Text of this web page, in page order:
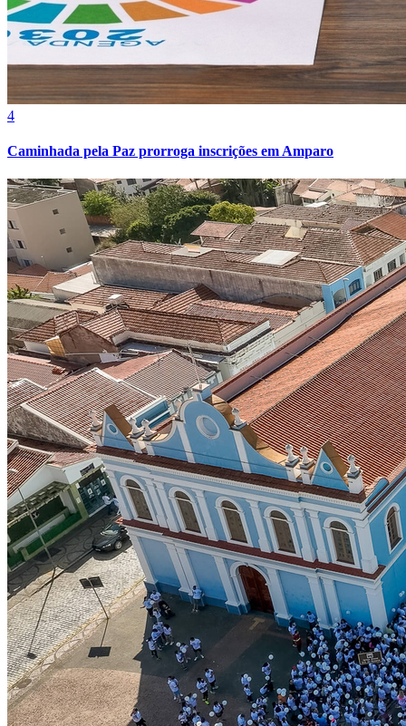
Internacional
Atlético-MG
4
Caminhada pela Paz prorroga inscrições em Amparo